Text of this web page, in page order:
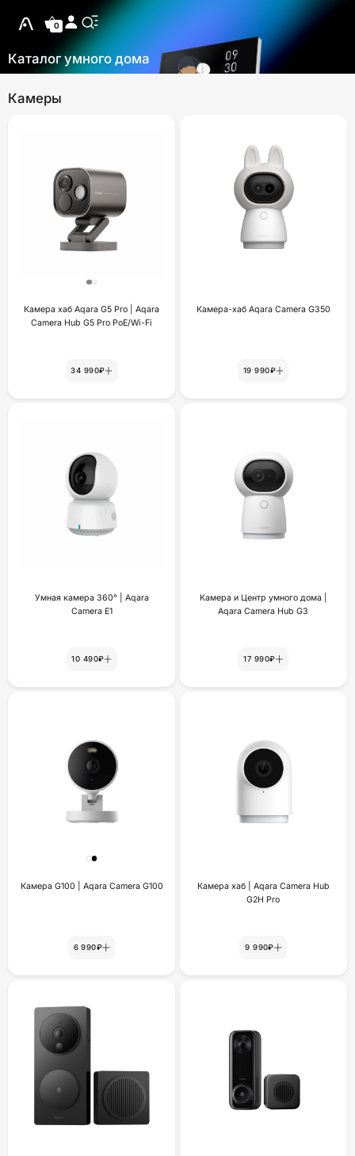
0
Каталог умного дома
Камеры
Камера хаб Aqara G5 Pro | Aqara
Camera Hub G5 Pro PoE/Wi-Fi
34 990₽
Камера-хаб Aqara Camera G350
19 990₽
Умная камера 360° | Aqara
Camera E1
10 490₽
Камера и Центр умного дома |
Aqara Camera Hub G3
17 990₽
Камера G100 | Aqara Camera G100
6 990₽
Камера хаб | Aqara Camera Hub
G2H Pro
9 990₽